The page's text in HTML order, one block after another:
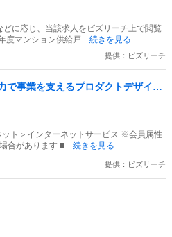
に応じ、当該求人をビズリーチ上で閲覧
度マンション供給戸…続きを見る
提供：ビズリーチ
で事業を支えるプロダクトデザイナ
ット＞インターネットサービス ※会員属性
合があります ■…続きを見る
提供：ビズリーチ